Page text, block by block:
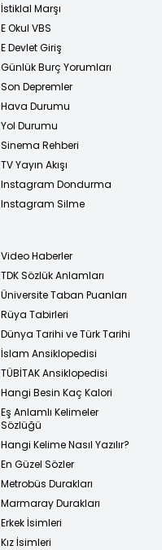
İstiklal Marşı
E Okul VBS
E Devlet Giriş
Günlük Burç Yorumları
Son Depremler
Hava Durumu
Yol Durumu
Sinema Rehberi
TV Yayın Akışı
Instagram Dondurma
Instagram Silme
Video Haberler
TDK Sözlük Anlamları
Üniversite Taban Puanları
Rüya Tabirleri
Dünya Tarihi ve Türk Tarihi
İslam Ansiklopedisi
TÜBİTAK Ansiklopedisi
Hangi Besin Kaç Kalori
Eş Anlamlı Kelimeler
Sözlüğü
Hangi Kelime Nasıl Yazılır?
En Güzel Sözler
Metrobüs Durakları
Marmaray Durakları
Erkek İsimleri
Kız İsimleri